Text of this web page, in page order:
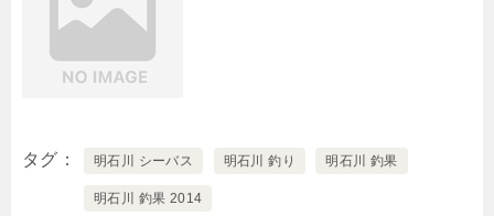
タグ 明石川 シーバス 明石川 釣り 明石川 釣果
明石川 釣果 2014